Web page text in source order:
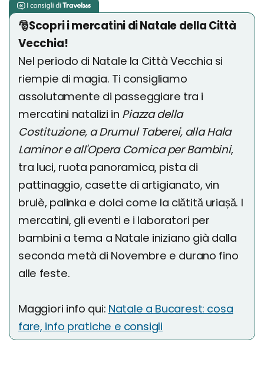
🎅Scopri i mercatini di Natale della Città
Vecchia!
Nel periodo di Natale la Città Vecchia si
riempie di magia. Ti consigliamo
assolutamente di passeggiare tra i
mercatini natalizi in Piazza della
Costituzione, a Drumul Taberei, alla Hala
Laminor e all'Opera Comica per Bambini,
tra luci, ruota panoramica, pista di
pattinaggio, casette di artigianato, vin
brulè, palinka e dolci come la clătită uriașă. I
mercatini, gli eventi e i laboratori per
bambini a tema a Natale iniziano già dalla
seconda metà di Novembre e durano fino
alle feste.
Maggiori info qui: Natale a Bucarest: cosa
fare, info pratiche e consigli